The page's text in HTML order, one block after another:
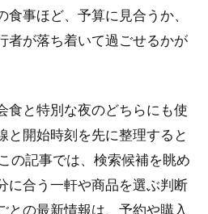
事ほど、予算に見合うか、
者が落ち着いて過ごせるかが
食と特別な夜のどちらにも使
と開始時刻を先に整理すると
の記事では、検索候補を眺め
に合う一軒や商品を選ぶ判断
との最新情報は、予約や購入